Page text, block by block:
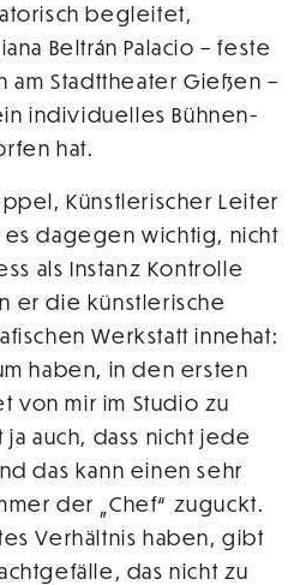
begleitet,
Beltrán Palacio – feste
am Stadttheater Gießen –
individuelles Bühnen-
hat.
Künstlerischer Leiter
es dagegen wichtig, nicht
als Instanz Kontrolle
er die künstlerische
Werkstatt innehat:
haben, in den ersten
von mir im Studio zu
auch, dass nicht jede
das kann einen sehr
der „Chef“ zuguckt.
Verhältnis haben, gibt
das nicht zu